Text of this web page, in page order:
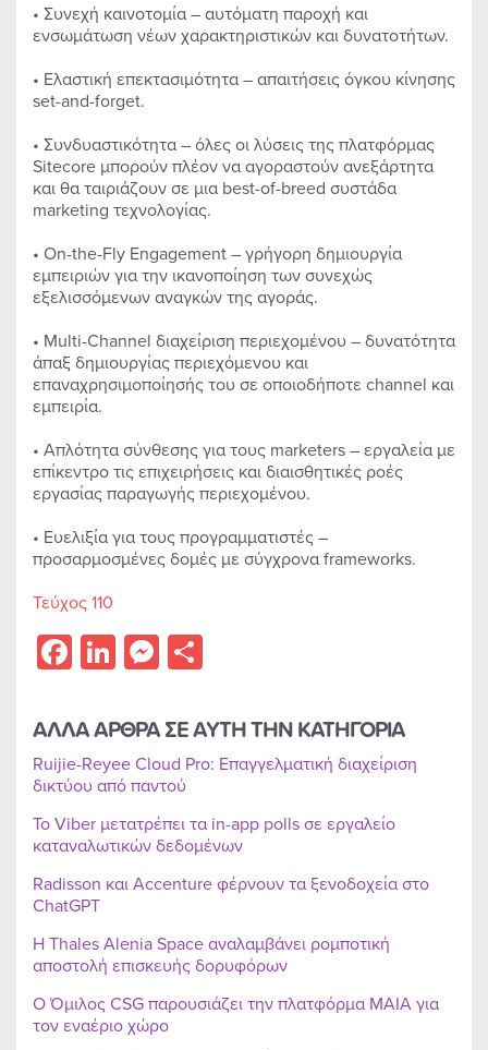
• Συνεχή καινοτομία – αυτόματη παροχή και
ενσωμάτωση νέων χαρακτηριστικών και δυνατοτήτων.
• Ελαστική επεκτασιμότητα – απαιτήσεις όγκου κίνησης
set-and-forget.
• Συνδυαστικότητα – όλες οι λύσεις της πλατφόρμας
Sitecore μπορούν πλέον να αγοραστούν ανεξάρτητα
και θα ταιριάζουν σε μια best-of-breed συστάδα
marketing τεχνολογίας.
• On-the-Fly Engagement – γρήγορη δημιουργία
εμπειριών για την ικανοποίηση των συνεχώς
εξελισσόμενων αναγκών της αγοράς.
• Multi-Channel διαχείριση περιεχομένου – δυνατότητα
άπαξ δημιουργίας περιεχόμενου και
επαναχρησιμοποίησής του σε οποιοδήποτε channel και
εμπειρία.
• Απλότητα σύνθεσης για τους marketers – εργαλεία με
επίκεντρο τις επιχειρήσεις και διαισθητικές ροές
εργασίας παραγωγής περιεχομένου.
• Ευελιξία για τους προγραμματιστές –
προσαρμοσμένες δομές με σύγχρονα frameworks.
Τεύχος 110
Facebook
LinkedIn
Messenger
ΑΛΛΑ ΑΡΘΡΑ ΣΕ ΑΥΤΗ ΤΗΝ ΚΑΤΗΓΟΡΙΑ
Ruijie-Reyee Cloud Pro: Επαγγελματική διαχείριση
δικτύου από παντού
Το Viber μετατρέπει τα in-app polls σε εργαλείο
καταναλωτικών δεδομένων
Radisson και Accenture φέρνουν τα ξενοδοχεία στο
ChatGPT
Η Thales Alenia Space αναλαμβάνει ρομποτική
αποστολή επισκευής δορυφόρων
Ο Όμιλος CSG παρουσιάζει την πλατφόρμα MAIA για
τον εναέριο χώρο